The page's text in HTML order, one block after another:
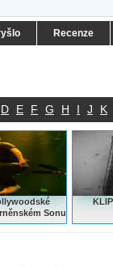
Recenze
D E F G H I J K
Sonu